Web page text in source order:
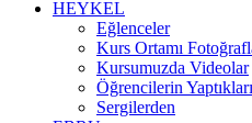
HEYKEL
Eğlenceler
Kurs Ortamı
Kursumuzda Videolar
Öğrencilerin Yaptıkları
Sergilerden